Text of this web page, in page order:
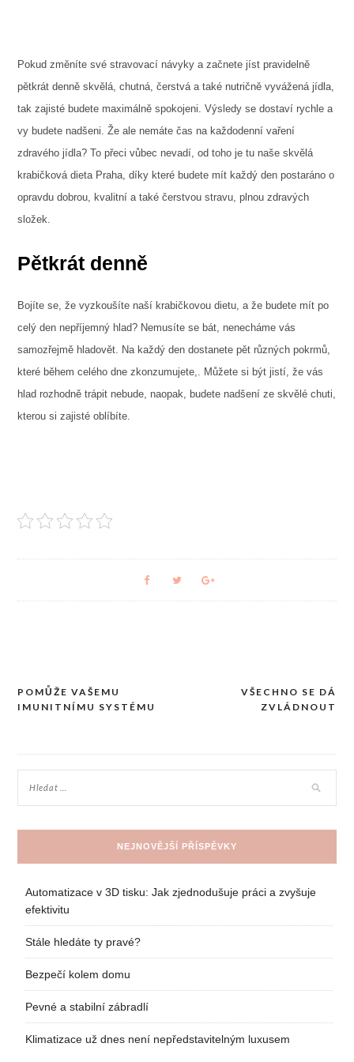
Pokud změníte své stravovací návyky a začnete jíst pravidelně
pětkrát denně skvělá, chutná, čerstvá a také nutričně vyvážená jídla,
tak zajisté budete maximálně spokojeni. Výsledy se dostaví rychle a
vy budete nadšeni. Že ale nemáte čas na každodenní vaření
zdravého jídla? To přeci vůbec nevadí, od toho je tu naše skvělá
krabičková dieta Praha, díky které budete mít každý den postaráno o
opravdu dobrou, kvalitní a také čerstvou stravu, plnou zdravých
složek.
Pětkrát denně
Bojíte se, že vyzkoušíte naší krabičkovou dietu, a že budete mít po
celý den nepříjemný hlad? Nemusíte se bát, nenecháme vás
samozřejmě hladovět. Na každý den dostanete pět různých pokrmů,
které během celého dne zkonzumujete,. Můžete si být jistí, že vás
hlad rozhodně trápit nebude, naopak, budete nadšení ze skvělé chuti,
kterou si zajisté oblíbíte.
Navigace
POMŮŽE VAŠEMU
IMUNITNÍMU SYSTÉMU
VŠECHNO SE DÁ
ZVLÁDNOUT
NEJNOVĚJŠÍ PŘÍSPĚVKY
Automatizace v 3D tisku: Jak zjednodušuje práci a zvyšuje
efektivitu
Stále hledáte ty pravé?
Bezpečí kolem domu
Pevné a stabilní zábradlí
Klimatizace už dnes není nepředstavitelným luxusem